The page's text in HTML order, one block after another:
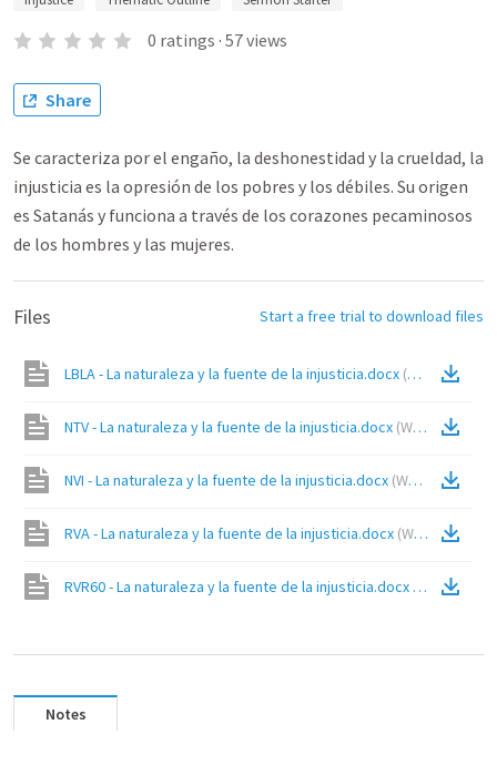
0 ratings · 57views
Share
Se caracteriza por el engaño, la deshonestidad y la crueldad, la
injusticia es la opresión de los pobres y los débiles. Su origen
es Satanás y funciona a través de los corazones pecaminosos
de los hombres y las mujeres.
Files Start a free trial to download files
LBLA - La naturaleza y la fuente de la injusticia.docx (Word)
NTV - La naturaleza y la fuente de la injusticia.docx (Word
NVI - La naturaleza y la fuente de la injusticia.docx (Word
RVA - La naturaleza y la fuente de la injusticia.docx (Word
RVR60 - La naturaleza y la fuente de la injusticia.docx ( Word)
Notes